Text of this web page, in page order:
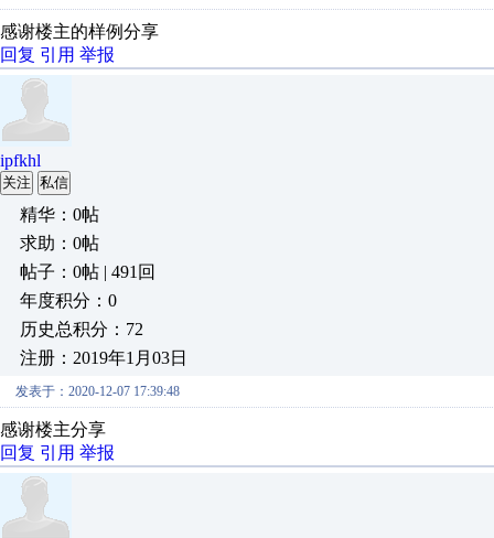
感谢楼主的样例分享
回复 引用 举报
ipfkhl
关注 私信
精华：0帖
求助：0帖
帖子：0帖 | 491回
年度积分：0
历史总积分：72
注册：2019年1月03日
发表于：2020-12-07 17:39:48
感谢楼主分享
回复 引用 举报